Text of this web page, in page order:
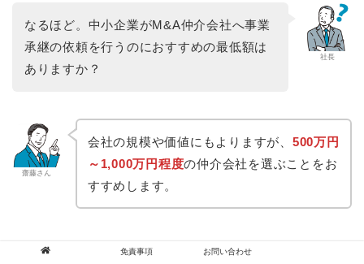
社長
なるほど。中小企業がM&A仲介会社へ事業
承継の依頼を行うのにおすすめの最低額は
ありますか？
齋藤さん
会社の規模や価値にもよりますが、 500万円
～1,000万円程度の仲介会社を選ぶことをお
すすめします。
免責事項 お問い合わせ